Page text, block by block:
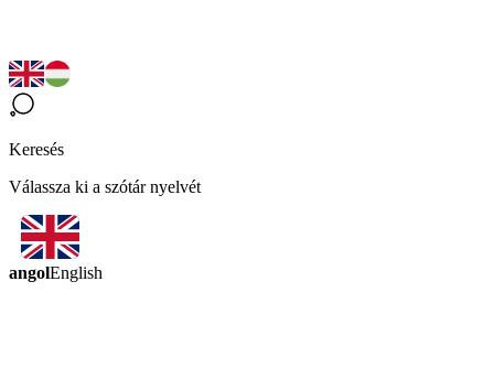
Keresés
Válassza ki a szótár nyelvét
angolEnglish